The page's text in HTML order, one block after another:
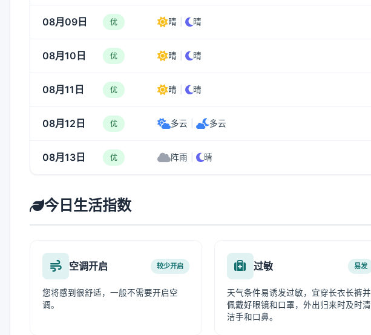
08月09日 优 晴 晴
08月10日 优 晴 晴
08月11日 优 晴 晴
08月12日 优 多云 多云
08月13日 优 阵雨 晴
今日生活指数
空调开启 较少开启
您将感到很舒适，一般不需要开启空
调。
过敏 易发
天气条件易诱发过敏，宜穿长衣长裤并
佩戴好眼镜和口罩，外出归来时及时清
洁手和口鼻。